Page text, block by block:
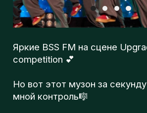
Но вот этот музон за секунду взял надо
мной контроль🎼
07.05.2025 ЧЕМПИОНАТЫ